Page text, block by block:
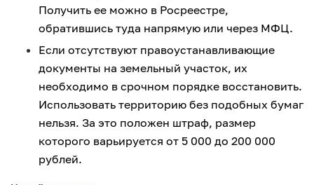
Получить ее можно в Росреестре,
обратившись туда напрямую или через МФЦ.
Если отсутствуют правоустанавливающие
документы на земельный участок, их
необходимо в срочном порядке восстановить.
Использовать территорию без подобных бумаг
нельзя. За это положен штраф, размер
которого варьируется от 5 000 до 200 000
рублей.